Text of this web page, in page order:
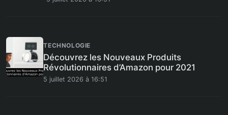
TECHNOLOGIE
Découvrez les Nouveaux Produits
Révolutionnaires d’Amazon pour 2021
5 juillet 2026 à 16:51